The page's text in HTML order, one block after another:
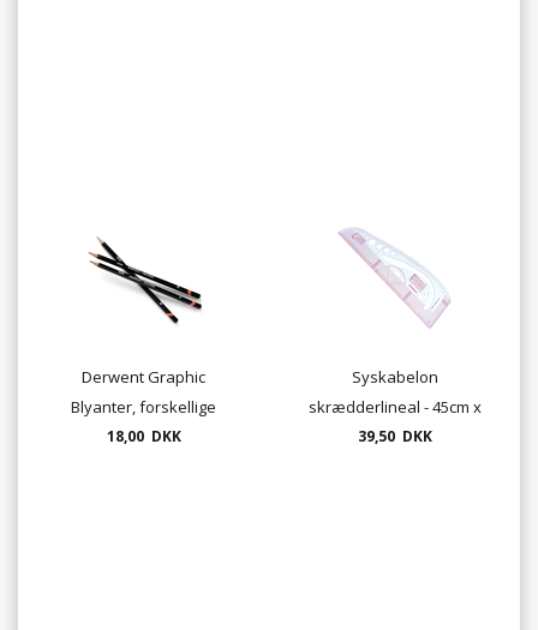
Derwent Graphic
Blyanter, forskellige
hårdheder,
18,00 DKK
Syskabelon
skrædderlineal - 45cm x
12cm - transparent
39,50 DKK